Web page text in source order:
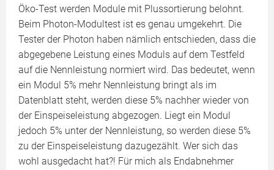
Öko-Test werden Module mit Plussortierung belohnt.
Beim Photon-Modultest ist es genau umgekehrt. Die
Tester der Photon haben nämlich entschieden, dass die
abgegebene Leistung eines Moduls auf dem Testfeld
auf die Nennleistung normiert wird. Das bedeutet, wenn
ein Modul 5% mehr Nennleistung bringt als im
Datenblatt steht, werden diese 5% nachher wieder von
der Einspeiseleistung abgezogen. Liegt ein Modul
jedoch 5% unter der Nennleistung, so werden diese 5%
zu der Einspeiseleistung dazugezählt. Wer sich das
wohl ausgedacht hat?! Für mich als Endabnehmer